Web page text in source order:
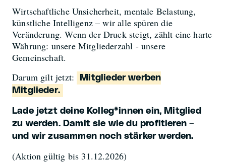
Wirtschaftliche Unsicherheit, mentale Belastung,
künstliche Intelligenz – wir alle spüren die
Veränderung. Wenn der Druck steigt, zählt eine harte
Währung: unsere Mitgliederzahl - unsere
Gemeinschaft.
Darum gilt jetzt:
Mitglieder werben
Mitglieder.
Lade jetzt deine Kolleg*innen ein, Mitglied
zu werden. Damit sie wie du profitieren –
und wir zusammen noch stärker werden.
(Aktion gültig bis 31.12.2026)